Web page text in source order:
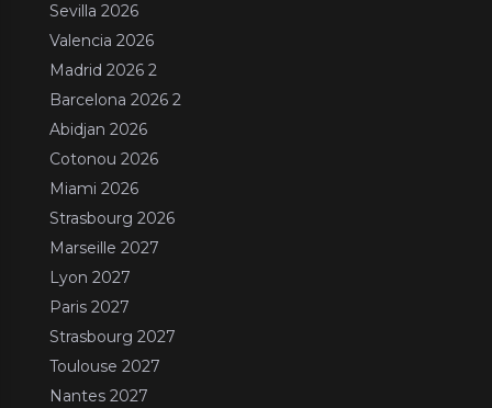
Sevilla 2026
Valencia 2026
Madrid 2026 2
Barcelona 2026 2
Abidjan 2026
Cotonou 2026
Miami 2026
Strasbourg 2026
Marseille 2027
Lyon 2027
Paris 2027
Strasbourg 2027
Toulouse 2027
Nantes 2027